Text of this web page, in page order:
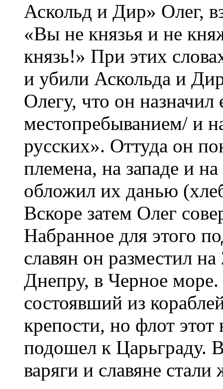
Аскольд и Дир» Олег,
«Вы не князья и не
князь!» При этих
и убили Аскольда и
Олегу, что он назначил
местопребыванием/ и
русских». Оттуда он
племена, на западе и
обложил их данью
Вскоре затем Олег
Набранное для этого
славян он разместил
Днепру, в Черное
состоявший из
крепости, но флот
подошел к Царьграду.
варяги и славяне